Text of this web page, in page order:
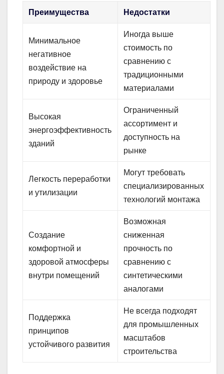
Преимущества Недостатки
Минимальное
негативное
воздействие на
природу и здоровье
Иногда выше
стоимость по
сравнению с
традиционными
материалами
Высокая
энергоэффективность
зданий
Ограниченный
ассортимент и
доступность на
рынке
Легкость переработки
и утилизации
Могут требовать
специализированных
технологий монтажа
Создание
комфортной и
здоровой атмосферы
внутри помещений
Возможная
сниженная
прочность по
сравнению с
синтетическими
аналогами
Поддержка
принципов
устойчивого развития
Не всегда подходят
для промышленных
масштабов
строительства